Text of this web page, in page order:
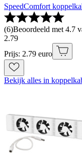
SpeedComfort
(6)Beoordeeld met 4.7
2.79
Prijs: 2.79 euro
Bekijk alles in